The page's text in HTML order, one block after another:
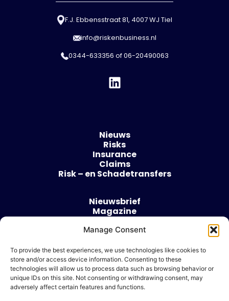
Manage Consent
To provide the best experiences, we use technologies like cookies to
store and/or access device information. Consenting to these
technologies will allow us to process data such as browsing behavior or
unique IDs on this site. Not consenting or withdrawing consent, may
adversely affect certain features and functions.
F.J. Ebbensstraat 81, 4007 WJ Tiel
info@riskenbusiness.nl
0344-633356 of06-20490063
Nieuws
Risks
Insurance
Claims
Risk – en Schadetransfers
Nieuwsbrief
Magazine
Over
Algemene voorwaarden
Cookie beleid